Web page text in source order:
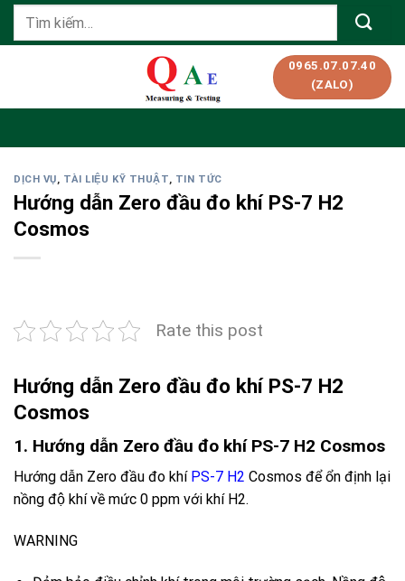
SkipTìm
0965.07.07.40
(ZALO)
DỊCH VỤ, TÀI LIỆU KỸ THUẬT, TIN TỨC
Hướng dẫn Zero đầu đo khí PS-7 H2
Cosmos
Rate this post
Hướng dẫn Zero đầu đo khí PS-7 H2
Cosmos
1. Hướng dẫn Zero đầu đo khí PS-7 H2 Cosmos
Hướng dẫn Zero đầu đo khí PS-7 H2 Cosmos để ổn định lại
nồng độ khí về mức 0 ppm với khí H2.
WARNING